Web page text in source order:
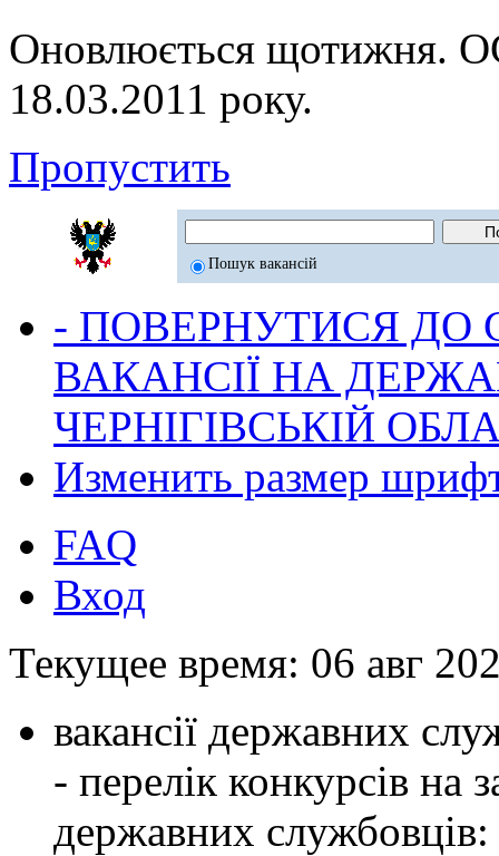
Оновлюється
18.03.2011 року.
Пропустить
Пошук вакансій
- ПОВЕРНУТИСЯ ДО
ВАКАНСІЇ НА
ЧЕРНІГІВСЬКІЙ
Изменить размер
FAQ
Вход
Текущее время: 06 авг
вакансії державних
- перелік конкурсів на
державних службовців: